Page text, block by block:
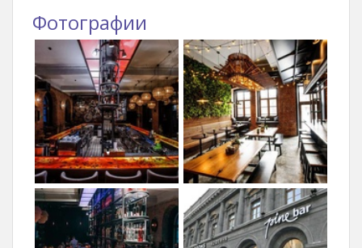
Фотографии